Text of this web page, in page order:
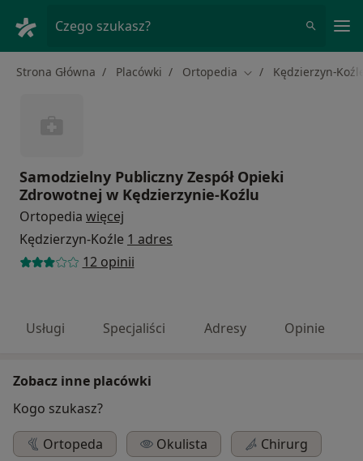
Czego szukasz?
Strona Główna Placówki Ortopedia Zmień miasto
Kędzierzyn-
Samodzielny Publiczny Zespół Opieki
Zdrowotnej w Kędzierzynie-Koźlu
Ortopedia więcej
Kędzierzyn-Koźle 1 adres
12 opinii
Usługi Specjaliści Adresy Opinie
Zobacz inne placówki
Kogo szukasz?
Ortopeda
Okulista
Chirurg